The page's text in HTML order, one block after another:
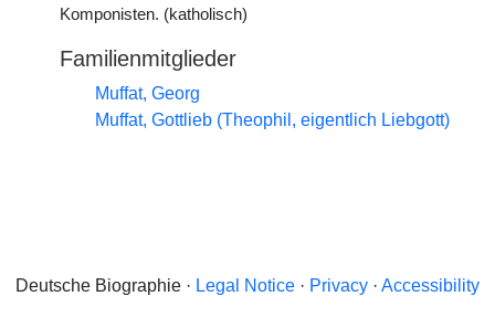
Komponisten. (katholisch)
Familienmitglieder
Muffat, Georg
Muffat, Gottlieb (Theophil, eigentlich Liebgott)
Deutsche Biographie · Legal Notice · Privacy · Accessibility